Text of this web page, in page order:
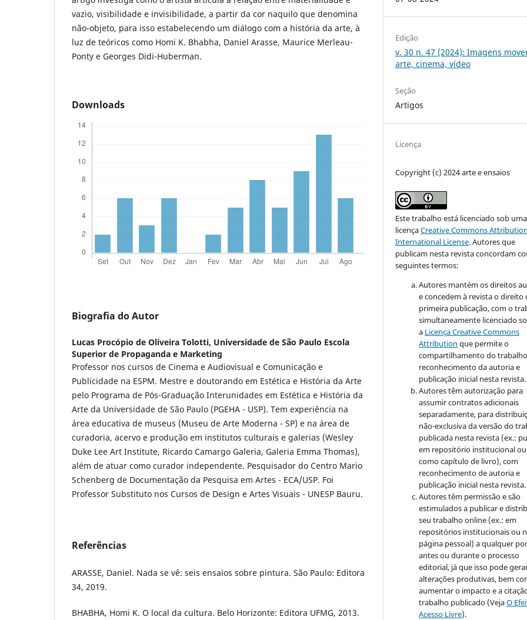
vazio, visibilidade e invisibilidade, a partir da cor naquilo que denomina
não-objeto, para isso estabelecendo um diálogo com a história da arte, à
luz de teóricos como Homi K. Bhabha, Daniel Arasse, Maurice Merleau-
Ponty e Georges Didi-Huberman.
Downloads
Biografia do Autor
Lucas Procópio de Oliveira Tolotti, Universidade de São Paulo Escola
Superior de Propaganda e Marketing
Professor nos cursos de Cinema e Audiovisual e Comunicação e
Publicidade na ESPM. Mestre e doutorando em Estética e História da Arte
pelo Programa de Pós-Graduação Interunidades em Estética e História da
Arte da Universidade de São Paulo (PGEHA - USP). Tem experiência na
área educativa de museus (Museu de Arte Moderna - SP) e na área de
curadoria, acervo e produção em institutos culturais e galerias (Wesley
Duke Lee Art Institute, Ricardo Camargo Galeria, Galeria Emma Thomas),
além de atuar como curador independente. Pesquisador do Centro Mario
Schenberg de Documentação da Pesquisa em Artes - ECA/USP. Foi
Professor Substituto nos Cursos de Design e Artes Visuais - UNESP Bauru.
Referências
ARASSE, Daniel. Nada se vê: seis ensaios sobre pintura. São Paulo: Editora
34, 2019.
BHABHA, Homi K. O local da cultura. Belo Horizonte: Editora UFMG, 2013.
Edição
v. 30 n. 47 (2024): Imagens
arte, cinema, vídeo
Seção
Artigos
Licença
Copyright (c) 2024 arte e ensaios
Este trabalho está licenciado sob uma
licençaCreative Commons
International License.Autores que
publicam nesta revista concordam
seguintes termos:
Autores mantém os direitos
e concedem à revista o direito
primeira publicação, com o
simultaneamente licenciado
a Licença Creative Commons
Attribution que permite o
compartilhamento do
reconhecimento da autoria e
publicação inicial nesta revista.
Autores têm autorização para
assumir contratos adicionais
separadamente, para
não-exclusiva da versão do
publicada nesta revista (ex.:
em repositório institucional ou
como capítulo de livro), com
reconhecimento de autoria e
publicação inicial nesta revista.
Autores têm permissão e são
estimulados a publicar e
seu trabalho online (ex.: em
repositórios institucionais ou
página pessoal) a qualquer
antes ou durante o processo
editorial, já que isso pode
alterações produtivas, bem
aumentar o impacto e a
trabalho publicado (VejaO
Acesso Livre).